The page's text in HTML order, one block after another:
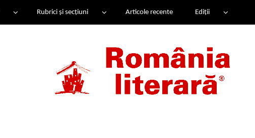
Rubrici și secțiuni Articole recente Ediții